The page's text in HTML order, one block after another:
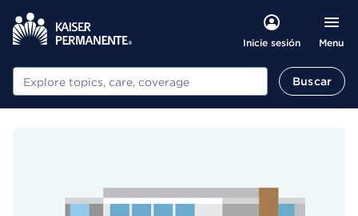
Inicie sesión Menu
Buscar Buscar